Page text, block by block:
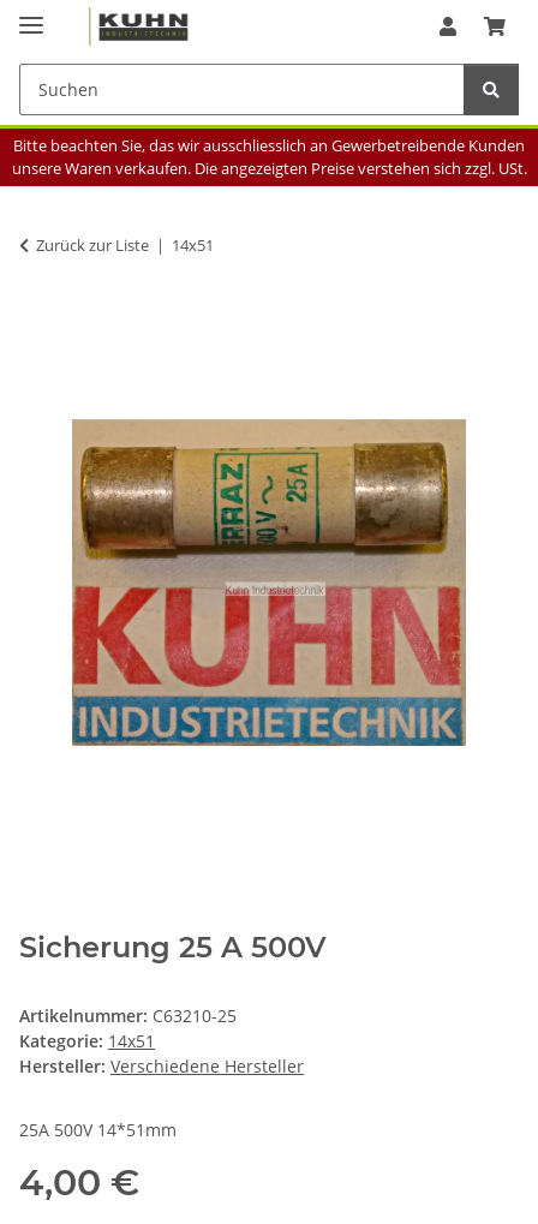
Bitte beachten Sie, das wir ausschliesslich an Gewerbetreibende Kunden
unsere Waren verkaufen. Die angezeigten Preise verstehen sich zzgl. USt.
Zurück zur Liste 14x51
Sicherung 25 A 500V
Artikelnummer: C63210-25
Kategorie: 14x51
Hersteller: Verschiedene Hersteller
25A 500V 14*51mm
4,00 €